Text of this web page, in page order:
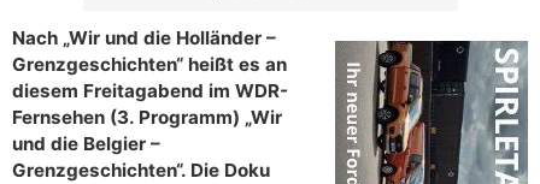
Nach „Wir und die Holländer –
Grenzgeschichten“ heißt es an
diesem Freitagabend im WDR-
Fernsehen (3. Programm) „Wir
und die Belgier –
Grenzgeschichten“. Die Doku